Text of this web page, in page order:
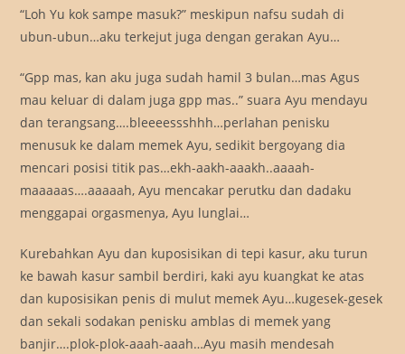
“Loh Yu kok sampe masuk?” meskipun nafsu sudah di
ubun-ubun…aku terkejut juga dengan gerakan Ayu…
“Gpp mas, kan aku juga sudah hamil 3 bulan…mas Agus
mau keluar di dalam juga gpp mas..” suara Ayu mendayu
dan terangsang….bleeeessshhh…perlahan penisku
menusuk ke dalam memek Ayu, sedikit bergoyang dia
mencari posisi titik pas…ekh-aakh-aaakh..aaaah-
maaaaas….aaaaah, Ayu mencakar perutku dan dadaku
menggapai orgasmenya, Ayu lunglai…
Kurebahkan Ayu dan kuposisikan di tepi kasur, aku turun
ke bawah kasur sambil berdiri, kaki ayu kuangkat ke atas
dan kuposisikan penis di mulut memek Ayu…kugesek-gesek
dan sekali sodakan penisku amblas di memek yang
banjir….plok-plok-aaah-aaah…Ayu masih mendesah